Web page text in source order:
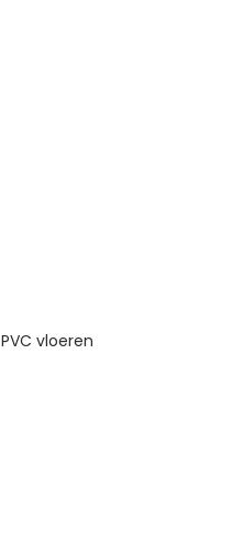
PVC vloeren